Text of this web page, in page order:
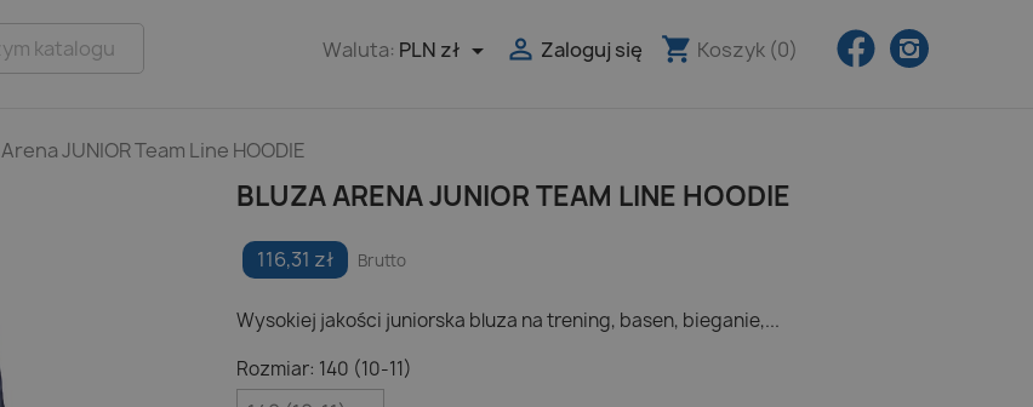
Facebook
shopping_cart Koszyk (0)
 Zaloguj się
Waluta: PLN zł 
JUNIOR Team Line HOODIE
BLUZA ARENA JUNIOR TEAM LINE HOODIE
116,31 zł Brutto
Wysokiej jakości juniorska bluza na trening, basen, bieganie,...
Rozmiar: 140 (10-11)